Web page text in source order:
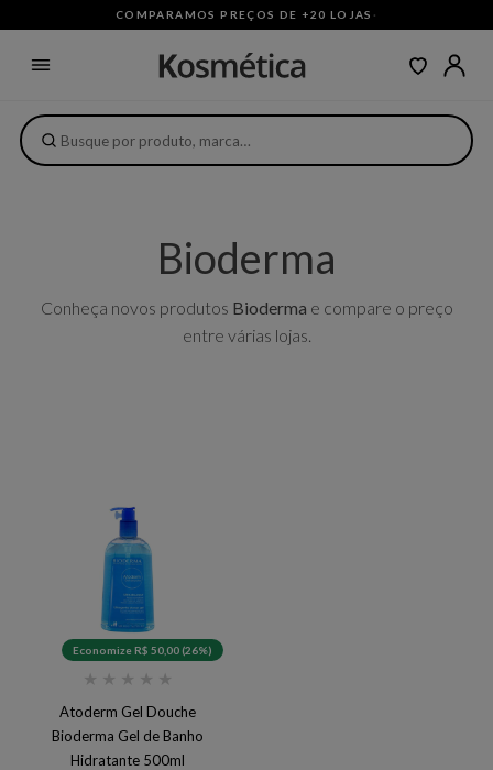
COMPARAMOS PREÇOS DE +20 LOJAS ·
Bioderma
Conheça novos produtos Bioderma e compare o preço
entre várias lojas.
Economize R$ 50,00 (26%)
★ ★ ★ ★ ★
Atoderm Gel Douche
Bioderma Gel de Banho
Hidratante 500ml